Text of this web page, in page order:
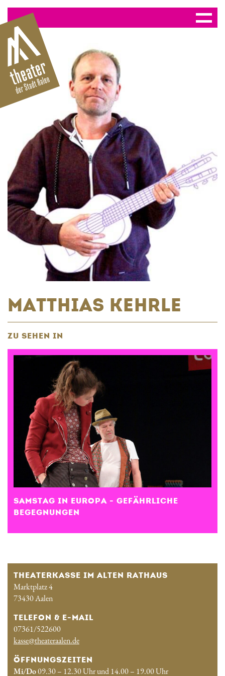
MATTHIAS KEHRLE
ZU SEHEN IN
SAMSTAG IN EUROPA - GEFÄHRLICHE
BEGEGNUNGEN
THEATERKASSE IM ALTEN RATHAUS
Marktplatz 4
73430 Aalen
TELEFON & E-MAIL
07361/522600
kasse@theateraalen.de
ÖFFNUNGSZEITEN
Mi/Do09.30 – 12.30 Uhr und 14.00 – 19.00 Uhr